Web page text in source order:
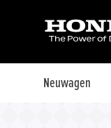
Neuwagen